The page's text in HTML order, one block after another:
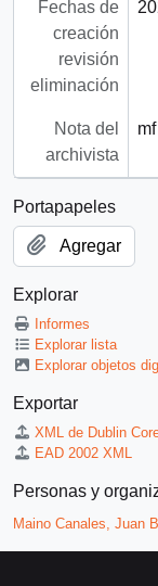
Fechas de
creación
revisión
eliminación
Nota del
archivista
mf
Portapapeles
Agregar
Explorar
Informes
Explorar lista
Explorar objetos
Exportar
XML de Dublin
EAD 2002 XML
Personas y
Maino Canales, Juan